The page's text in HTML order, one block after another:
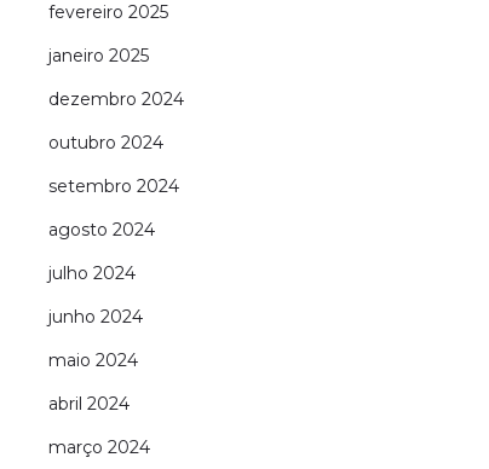
fevereiro 2025
janeiro 2025
dezembro 2024
outubro 2024
setembro 2024
agosto 2024
julho 2024
junho 2024
maio 2024
abril 2024
março 2024